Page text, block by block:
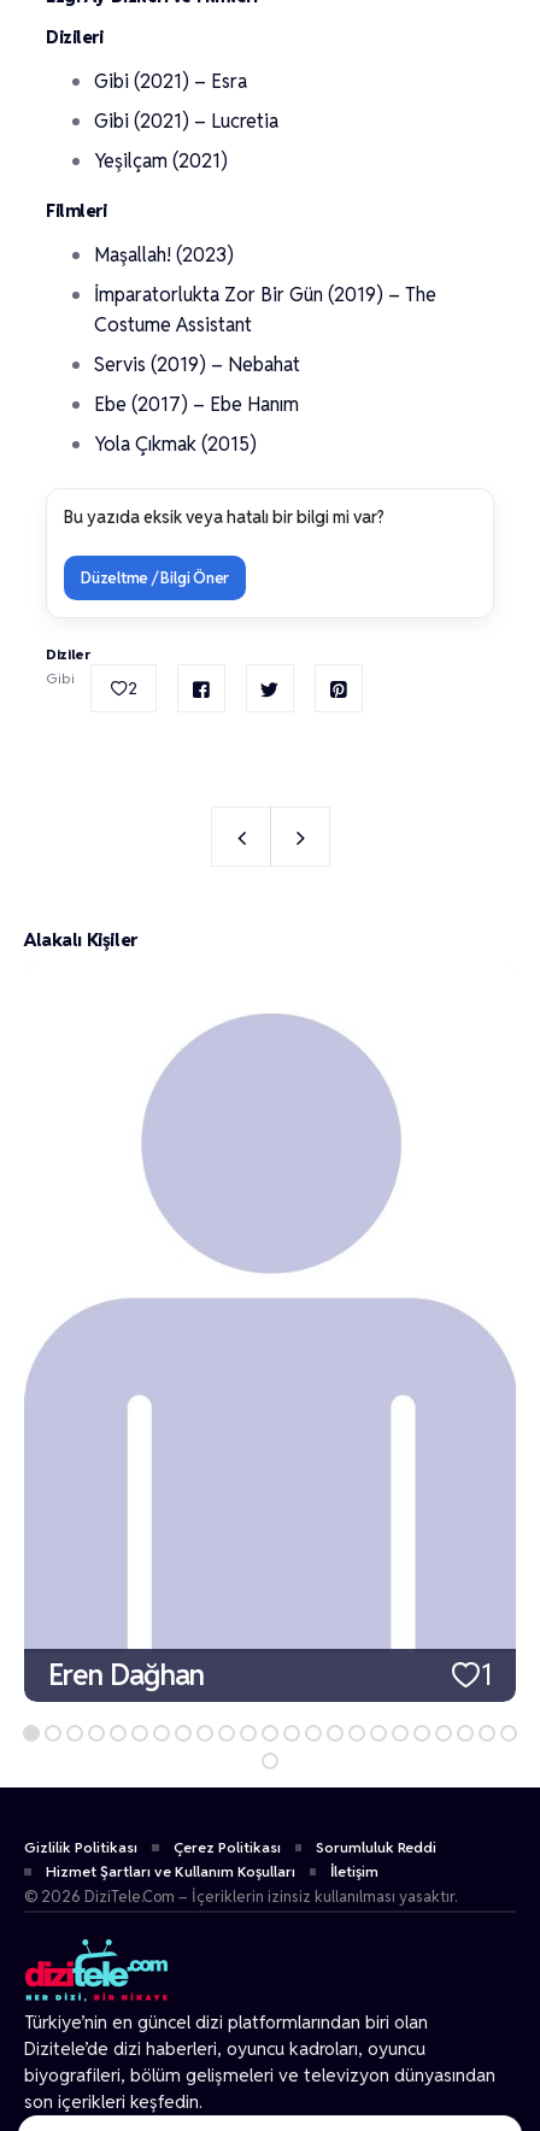
Dizileri
Gibi (2021) – Esra
Gibi (2021) – Lucretia
Yeşilçam (2021)
Filmleri
Maşallah! (2023)
İmparatorlukta Zor Bir Gün (2019) – The
Costume Assistant
Servis (2019) – Nebahat
Ebe (2017) – Ebe Hanım
Yola Çıkmak (2015)
Bu yazıda eksik veya hatalı bir bilgi mi var?
Düzeltme / Bilgi Öner
Diziler
Gibi
2
Alakalı Kişiler
1
Eren Dağhan
Türkiye’nin en güncel dizi platformlarından biri olan
Dizitele’de dizi haberleri, oyuncu kadroları, oyuncu
biyografileri, bölüm gelişmeleri ve televizyon dünyasından
son içerikleri keşfedin.
Gizlilik Politikası Çerez Politikası
Sorumluluk Reddi
Hizmet Şartları ve Kullanım Koşulları
İletişim
© 2026 DiziTele.Com – İçeriklerin izinsiz kullanılması yasaktır.